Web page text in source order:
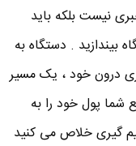
نیست بلکه باید
بیندازید . دستگاه به
درون خود ، یک مسیر
شما پول خود را به
گیری خلاص می کنید